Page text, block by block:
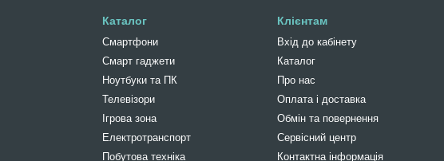
Каталог
Смартфони
Смарт гаджети
Ноутбуки та ПК
Телевізори
Ігрова зона
Електротранспорт
Побутова техніка
Клієнтам
Вхід до кабінету
Каталог
Про нас
Оплата і доставка
Обмін та повернення
Сервісний центр
Контактна інформація